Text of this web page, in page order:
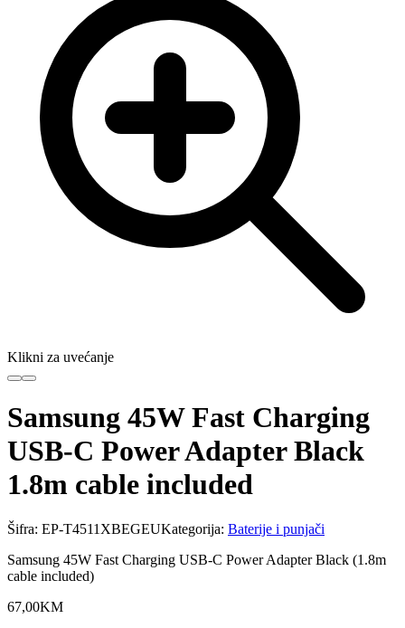
Klikni za uvećanje
Samsung 45W Fast Charging
USB-C Power Adapter Black
1.8m cable included
Šifra: EP-T4511XBEGEUKategorija: Baterije i punjači
Samsung 45W Fast Charging USB-C Power Adapter Black (1.8m
cable included)
67,00KM